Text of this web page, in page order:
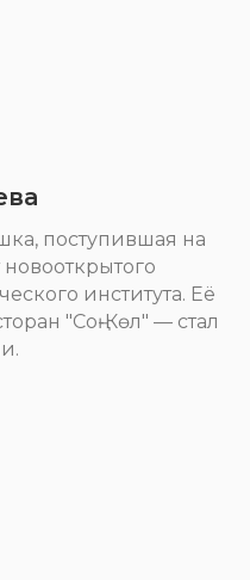
поступившая на
института. Её
"Соң-Көл" — стал